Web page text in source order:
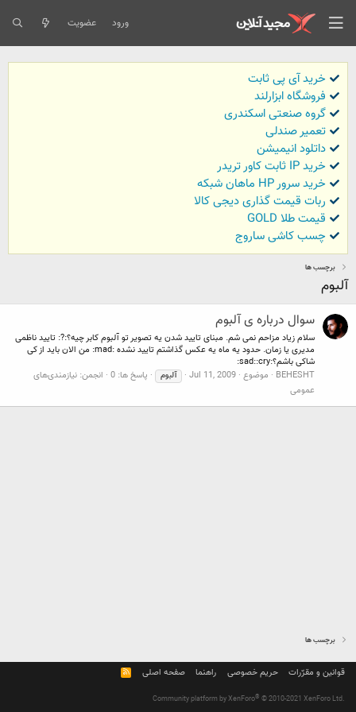
ورود عضویت
خرید آی پی ثابت
فروشگاه ابزارلند
گروه صنعتی اسکندری
تعمیر صندلی
داتلود انیمیشن
خرید IP ثابت کاور تریدر
خرید سرور HP ماهان شبکه
ربات قیمت گذاری دیجی کالا
قیمت طلا GOLD
چسب کاشی ساروج
برچسب ها
آلبوم
سوال درباره ی آلبوم
سلام زیاد مزاحم نمی شم. مبنای تایید شدن یه تصویر تو آلبوم کابر چیه؟:?: تایید ناظمی
مدیری یا زمان. حدود یه ماه یه عکس گذاشتم تایید نشده :mad: من الان باید از کی
شاکی باشم؟:sad::cry:
BEHESHT
موضوع Jul 11, 2009 آلبوم پاسخ ها: 0 انجمن: نیازمندی‌های
عمومی
برچسب ها
قوانین و مقرّرات حریم خصوصی راهنما صفحه اصلی
R
S
Community platform by XenForo® © 2010-2021 XenForo Ltd.